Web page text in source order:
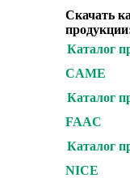
Скачать
Каталог
CAME
Каталог
FAAC
Каталог
NICE